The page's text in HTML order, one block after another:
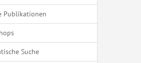
Publikationen
Suche